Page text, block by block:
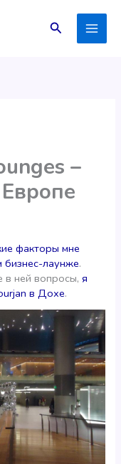
Поиск
–
факторы мне
лаунже.
в ней вопросы,я
в Дохе.